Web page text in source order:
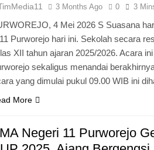
3 Months Ago 0 3
4 Mei 2026 S Suasana
Purworejo hari ini. Sekolah secara
XII tahun ajaran 2025/2026. Acara
sekaligus menandai
yang dimulai pukul 09.00 WIB ini
More
Negeri 11 Purworejo